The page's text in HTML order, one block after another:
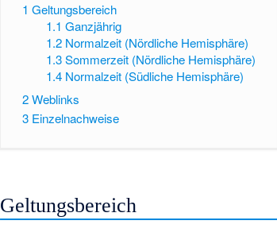
1 Geltungsbereich
1.1 Ganzjährig
1.2 Normalzeit (Nördliche Hemisphäre)
1.3 Sommerzeit (Nördliche Hemisphäre)
1.4 Normalzeit (Südliche Hemisphäre)
2Weblinks
3 Einzelnachweise
Geltungsbereich